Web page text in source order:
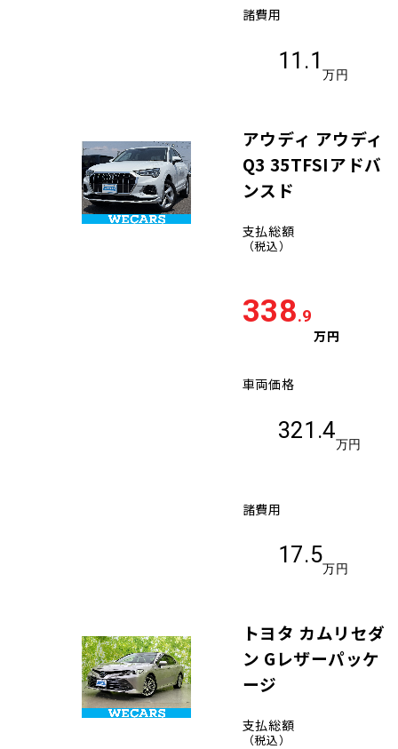
諸費用
11.1
万円
アウディ アウディ
Q3 35TFSIアドバ
ンスド
支払総額
（税込）
338.9
万円
車両価格
321.4
万円
諸費用
17.5
万円
トヨタ カムリセダ
ン Gレザーパッケ
ージ
支払総額
（税込）